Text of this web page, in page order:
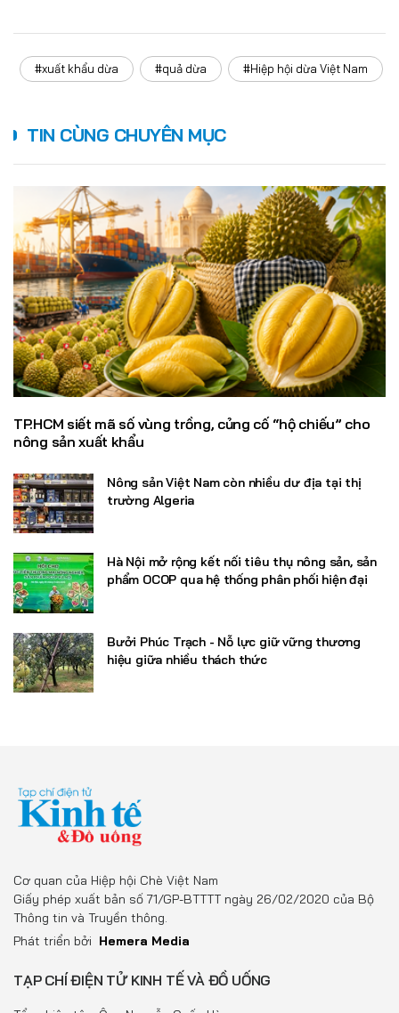
#xuất khẩu dừa #quả dừa #Hiệp hội dừa Việt Nam
TIN CÙNG CHUYÊN MỤC
TP.HCM siết mã số vùng trồng, củng cố “hộ chiếu” cho
nông sản xuất khẩu
Nông sản Việt Nam còn nhiều dư địa tại thị
trường Algeria
Hà Nội mở rộng kết nối tiêu thụ nông sản, sản
phẩm OCOP qua hệ thống phân phối hiện đại
Bưởi Phúc Trạch - Nỗ lực giữ vững thương
hiệu giữa nhiều thách thức
Cơ quan của Hiệp hội Chè Việt Nam
Giấy phép xuất bản số 71/GP-BTTTT ngày 26/02/2020 của Bộ
Thông tin và Truyền thông.
Phát triển bởi Hemera Media
TẠP CHÍ ĐIỆN TỬ KINH TẾ VÀ ĐỒ UỐNG